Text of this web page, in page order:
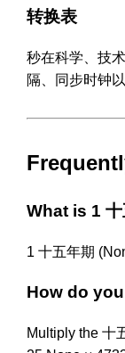
转换表
秒在科学、技
隔、同步时钟
What is 1
1 十五年期
How do
Multiply the 十